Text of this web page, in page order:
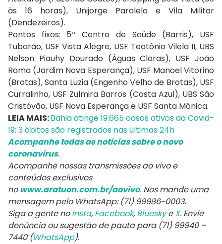
às 16 horas), Unijorge Paralela e Vila Militar
(Dendezeiros).
Pontos fixos: 5º Centro de Saúde (Barris), USF
Tubarão, USF Vista Alegre, USF Teotônio Vilela II, UBS
Nelson Piauhy Dourado (Águas Claras), USF João
Roma (Jardim Nova Esperança), USF Manoel Vitorino
(Brotas), Santa Luzia (Engenho Velho de Brotas), USF
Curralinho, USF Zulmira Barros (Costa Azul), UBS São
Cristóvão, USF Nova Esperança e USF Santa Mônica.
LEIA MAIS:Bahia atinge 19.665 casos ativos da Covid-
19; 3 óbitos são registrados nas últimas 24h
Acompanhe todas as notícias sobre o novo
coronavírus.
‌Acompanhe nossas transmissões ao vivo e
conteúdos exclusivos
no www.aratuon.com.br/aovivo. Nos mande uma
mensagem pelo WhatsApp: (71) 99986-0003.
Siga a gente noInsta, Facebook, BlueskyeX. Envie
denúncia ou sugestão de pauta para (71) 99940 –
7440 (WhatsApp).